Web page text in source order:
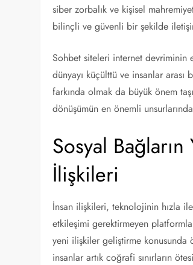
siber zorbalık ve kişisel
bilinçli ve güvenli bir şekilde
Sohbet siteleri internet devriminin
dünyayı küçülttü ve insanlar
farkında olmak da büyük önem
dönüşümün en önemli
Sosyal
İlişkileri
İnsan ilişkileri, teknolojinin hızla
etkileşimi gerektirmeyen
yeni ilişkiler geliştirme konusunda
insanlar artık coğrafi sınırların